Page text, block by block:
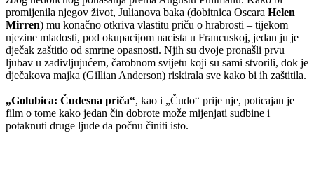
promijenila njegov život, Julianova baka (dobitnica Oscara Helen
Mirren) mu konačno otkriva vlastitu priču o hrabrosti – tijekom
njezine mladosti, pod okupacijom nacista u Francuskoj, jedan ju je
dječak zaštitio od smrtne opasnosti. Njih su dvoje pronašli prvu
ljubav u zadivljujućem, čarobnom svijetu koji su sami stvorili, dok je
dječakova majka (Gillian Anderson) riskirala sve kako bi ih zaštitila.
„Golubica: Čudesna priča“, kao i „Čudo“ prije nje, poticajan je
film o tome kako jedan čin dobrote može mijenjati sudbine i
potaknuti druge ljude da počnu činiti isto.